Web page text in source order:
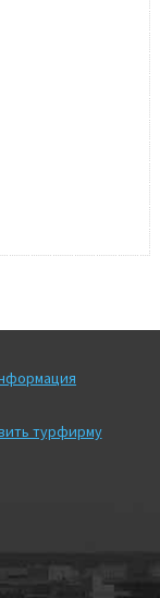
турфирму